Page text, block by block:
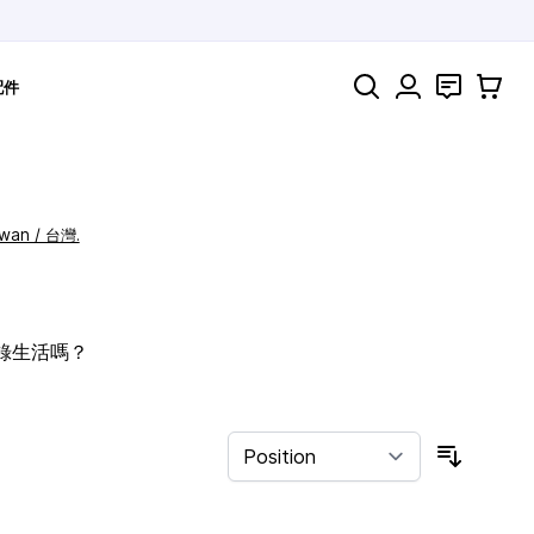
件 Search 聯絡 購物車
/ 台灣.
生活嗎？